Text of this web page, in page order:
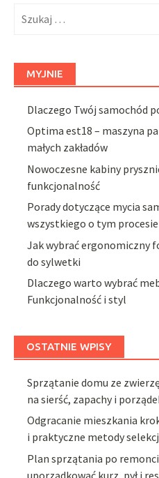
MYJNIE
Dlaczego Twój samochód
Optima est18 – maszyna
małych zakładów
Nowoczesne kabiny
funkcjonalność
Porady dotyczące mycia
wszystkiego o tym procesie
Jak wybrać ergonomiczny
do sylwetki
Dlaczego warto wybrać
Funkcjonalność i styl
OSTATNIE WPISY
Sprzątanie domu ze
na sierść, zapachy i
Odgracanie mieszkania
i praktyczne metody
Plan sprzątania po
uporządkować kurz, pył i